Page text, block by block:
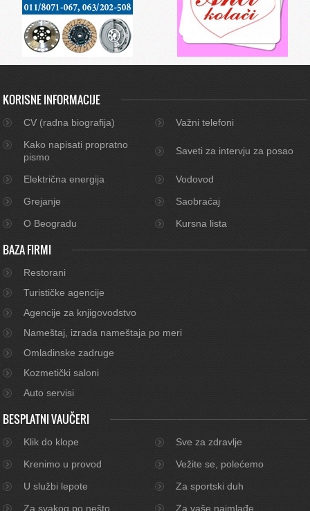
KORISNE INFORMACIJE
CV (radna biografija)
Važni telefoni
Kako napisati propratno
pismo
Saveti za intervju za posao
Električna energija
Vodovod
Grejanje
Saobraćaj
O Beogradu
Kursna lista
BAZA FIRMI
Restorani
Turističke agencije
Agencije za knjigovodstvo
Nameštaj, izrada nameštaja po meri
Omladinske zadruge
Kozmetički saloni
Auto servisi
BESPLATNI VAUČERI
Klik do klope
Sve za zdravlje
Krenimo u provod
Vežite se, polećemo
U službi lepote
Za sportski duh
Za svakog po nešto
Za vaše najmlađe